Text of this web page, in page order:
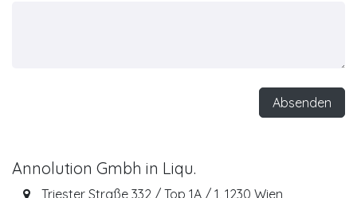
Absenden
Annolution Gmbh in Liqu.
Triester Straße 332 / Top 1A / 1, 1230 Wien